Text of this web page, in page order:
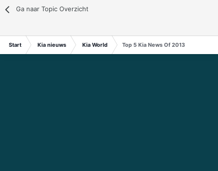
Ga naar Topic Overzicht
Start Kia nieuws Kia World Top 5 Kia News Of 2013